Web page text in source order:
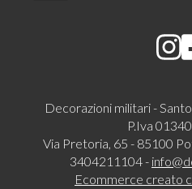
Decorazioni militari -
P.Iva
Via Pretoria, 65 - 85100
3404211104 -
Ecommerce creato